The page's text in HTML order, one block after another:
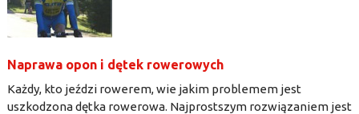
Naprawa opon i dętek rowerowych
Każdy, kto jeździ rowerem, wie jakim problemem jest
uszkodzona dętka rowerowa. Najprostszym rozwiązaniem jest